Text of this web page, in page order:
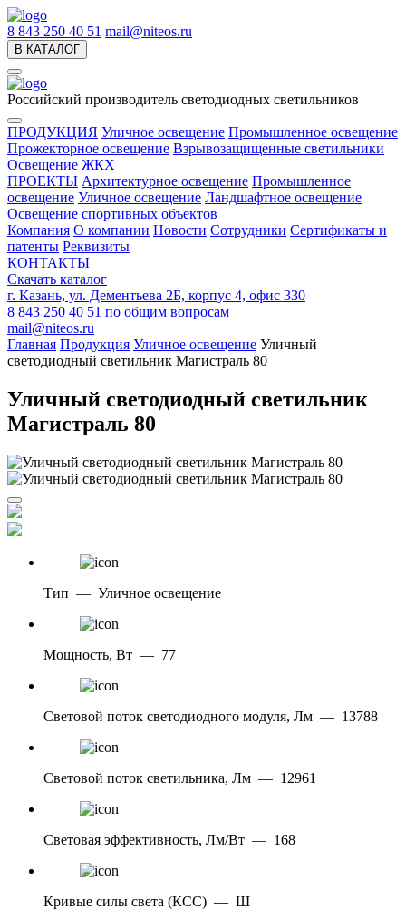
8 843 250 40 51 mail@niteos.ru
В КАТАЛОГ
Российский производитель светодиодных светильников
ПРОДУКЦИЯ Уличное освещение Промышленное освещение
Прожекторное освещение Взрывозащищенные светильники
Освещение ЖКХ
ПРОЕКТЫ Архитектурное освещение Промышленное
освещение Уличное освещение Ландшафтное освещение
Освещение спортивных объектов
Компания О компании Новости Сотрудники Сертификаты и
патенты Реквизиты
КОНТАКТЫ
Скачать каталог
г. Казань, ул. Дементьева 2Б, корпус 4, офис 330
8 843 250 40 51 по общим вопросам
mail@niteos.ru
Главная Продукция Уличное освещение Уличный
светодиодный светильник Магистраль 80
Уличный светодиодный светильник
Магистраль 80
Тип — Уличное освещение
Мощность, Вт — 77
Световой поток светодиодного модуля, Лм — 13788
Световой поток светильника, Лм — 12961
Световая эффективность, Лм/Вт — 168
Кривые силы света (КСС) — Ш